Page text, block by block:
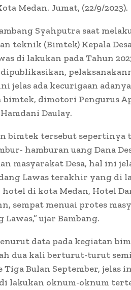
Medan. Jumat, (22/9/2023).
Syahputra saat
teknik (Bimtek) Kepala
di lakukan pada Tahun
jelas ada kecurigaan
dimotori Pengurus
Daulay.
bimtek tersebut sepertinya
hamburan uang Dana
masyarakat Desa, hal ini
Lawas terakhir yang di
di kota Medan, Hotel
sempat menuai protes
ujar Bambang.
data pada kegiatan
dua kali berturut-turut
Bulan September, jelas
lakukan oknum-oknum